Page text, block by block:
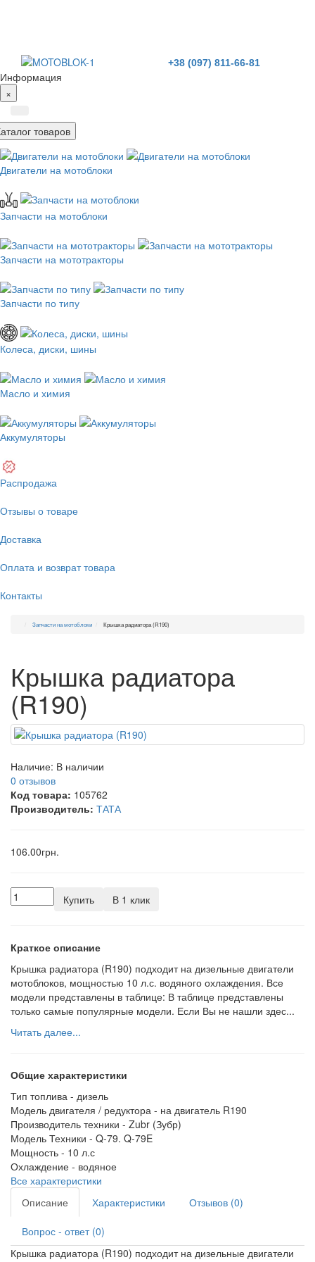
+38 (097) 811-66-81
Информация
×
товаров
Двигатели на мотоблоки
Запчасти на мотоблоки
Запчасти на мототракторы
Запчасти по типу
Колеса, диски, шины
Масло и химия
Аккумуляторы
Распродажа
Отзывы о товаре
Доставка
Оплата и возврат товара
Контакты
Запчасти на мотоблоки Крышка радиатора (R190)
Крышка радиатора
(R190)
Наличие: В наличии
0 отзывов
Код товара: 105762
Производитель: ТАТА
106.00грн.
Купить В 1 клик
Краткое описание
Крышка радиатора (R190) подходит на дизельные двигатели
мотоблоков, мощностью 10 л.с. водяного охлаждения. Все
модели представлены в таблице: В таблице представлены
только самые популярные модели. Если Вы не нашли здес...
Читать далее...
Общие характеристики
Тип топлива - дизель
Модель двигателя / редуктора - на двигатель R190
Производитель техники - Zubr (Зубр)
Модель Техники - Q-79. Q-79E
Мощность - 10 л.с
Охлаждение - водяное
Все характеристики
Описание
Характеристики Отзывов (0)
Вопрос - ответ (0)
Крышка радиатора (R190) подходит на дизельные двигатели